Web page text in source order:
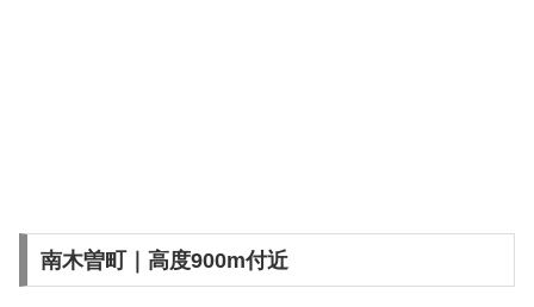
南木曽町｜高度900m付近